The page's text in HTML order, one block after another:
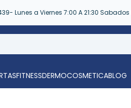
Lunes a Viernes 7:00 A 21:30
FITNESSDERMOCOSMETICABLOG